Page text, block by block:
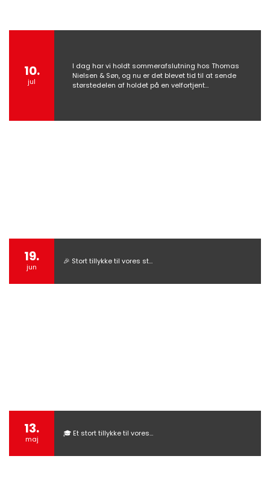
10.
jul
I dag har vi holdt sommerafslutning hos Thomas
Nielsen & Søn, og nu er det blevet tid til at sende
størstedelen af holdet på en velfortjent…
19.
jun
🎉 Stort tillykke til vores st…
13.
maj
🎓 Et stort tillykke til vores…